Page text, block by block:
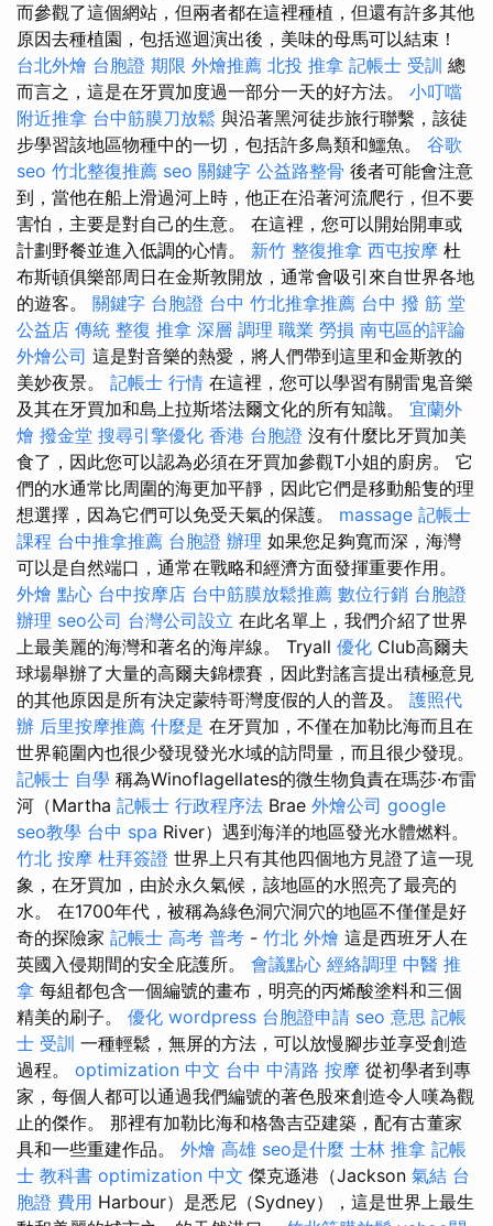
而參觀了這個網站，但兩者都在這裡種植，但還有許多其他
原因去種植園，包括巡迴演出後，美味的母馬可以結束！
台北外燴 台胞證 期限 外燴推薦 北投 推拿 記帳士 受訓 總
而言之，這是在牙買加度過一部分一天的好方法。 小叮噹
附近推拿 台中筋膜刀放鬆 與沿著黑河徒步旅行聯繫，該徒
步學習該地區物種中的一切，包括許多鳥類和鱷魚。 谷歌
seo 竹北整復推薦 seo 關鍵字 公益路整骨 後者可能會注意
到，當他在船上滑過河上時，他正在沿著河流爬行，但不要
害怕，主要是對自己的生意。 在這裡，您可以開始開車或
計劃野餐並進入低調的心情。 新竹 整復推拿 西屯按摩 杜
布斯頓俱樂部周日在金斯敦開放，通常會吸引來自世界各地
的遊客。 關鍵字 台胞證 台中 竹北推拿推薦 台中 撥 筋 堂
公益店 傳統 整復 推拿 深層 調理 職業 勞損 南屯區的評論
外燴公司 這是對音樂的熱愛，將人們帶到這里和金斯敦的
美妙夜景。 記帳士 行情 在這裡，您可以學習有關雷鬼音樂
及其在牙買加和島上拉斯塔法爾文化的所有知識。 宜蘭外
燴 撥金堂 搜尋引擎優化 香港 台胞證 沒有什麼比牙買加美
食了，因此您可以認為必須在牙買加參觀T小姐的廚房。 它
們的水通常比周圍的海更加平靜，因此它們是移動船隻的理
想選擇，因為它們可以免受天氣的保護。 massage 記帳士
課程 台中推拿推薦 台胞證 辦理 如果您足夠寬而深，海灣
可以是自然端口，通常在戰略和經濟方面發揮重要作用。
外燴 點心 台中按摩店 台中筋膜放鬆推薦 數位行銷 台胞證
辦理 seo公司 台灣公司設立 在此名單上，我們介紹了世界
上最美麗的海灣和著名的海岸線。 Tryall 優化 Club高爾夫
球場舉辦了大量的高爾夫錦標賽，因此對謠言提出積極意見
的其他原因是所有決定蒙特哥灣度假的人的普及。 護照代
辦 后里按摩推薦 什麼是 在牙買加，不僅在加勒比海而且在
世界範圍內也很少發現發光水域的訪問量，而且很少發現。
記帳士 自學 稱為Winoflagellates的微生物負責在瑪莎·布雷
河（Martha 記帳士 行政程序法 Brae 外燴公司 google
seo教學 台中 spa River）遇到海洋的地區發光水體燃料。
竹北 按摩 杜拜簽證 世界上只有其他四個地方見證了這一現
象，在牙買加，由於永久氣候，該地區的水照亮了最亮的
水。 在1700年代，被稱為綠色洞穴洞穴的地區不僅僅是好
奇的探險家 記帳士 高考 普考 - 竹北 外燴 這是西班牙人在
英國入侵期間的安全庇護所。 會議點心 經絡調理 中醫 推
拿 每組都包含一個編號的畫布，明亮的丙烯酸塗料和三個
精美的刷子。 優化 wordpress 台胞證申請 seo 意思 記帳
士 受訓 一種輕鬆，無屏的方法，可以放慢腳步並享受創造
過程。 optimization 中文 台中 中清路 按摩 從初學者到專
家，每個人都可以通過我們編號的著色股來創造令人嘆為觀
止的傑作。 那裡有加勒比海和格魯吉亞建築，配有古董家
具和一些重建作品。 外燴 高雄 seo是什麼 士林 推拿 記帳
士 教科書 optimization 中文 傑克遜港（Jackson 氣結 台
胞證 費用 Harbour）是悉尼（Sydney），這是世界上最生